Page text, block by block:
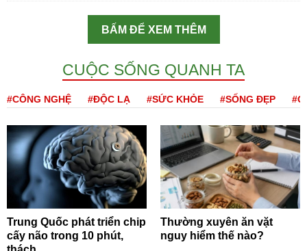
BẤM ĐỂ XEM THÊM
CUỘC SỐNG QUANH TA
#CÔNG NGHỆ #ĐỘC LẠ #SỨC KHỎE #SỐNG ĐẸP
Trung Quốc phát triển chip
cấy não trong 10 phút,
Thường xuyên ăn vặt
nguy hiểm thế nào?